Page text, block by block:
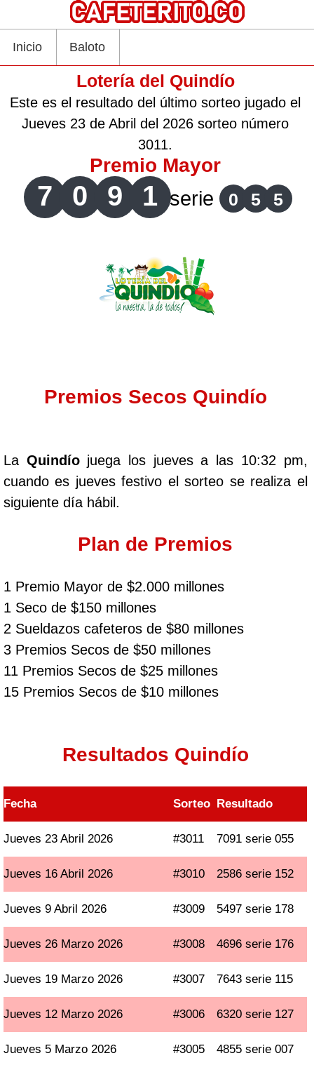
Inicio Baloto
Lotería del Quindío
Este es el resultado del último sorteo jugado el
Jueves 23 de Abril del 2026 sorteo número
3011.
Premio Mayor
7 0 9 1 serie 0 5 5
Premios Secos Quindío
La Quindíojuega los jueves a las 10:32 pm,
cuando es jueves festivo el sorteo se realiza el
siguiente día hábil.
Plan de Premios
1 Premio Mayor de $2.000 millones
1 Seco de $150 millones
2 Sueldazos cafeteros de $80 millones
3 Premios Secos de $50 millones
11 Premios Secos de $25 millones
15 Premios Secos de $10 millones
Resultados Quindío
Fecha Sorteo Resultado
Jueves 23 Abril 2026 #3011 7091 serie 055
Jueves 16 Abril 2026 #3010 2586 serie 152
Jueves 9 Abril 2026 #3009 5497 serie 178
Jueves 26 Marzo 2026 #3008 4696 serie 176
Jueves 19 Marzo 2026 #3007 7643 serie 115
Jueves 12 Marzo 2026 #3006 6320 serie 127
Jueves 5 Marzo 2026 #3005 4855 serie 007